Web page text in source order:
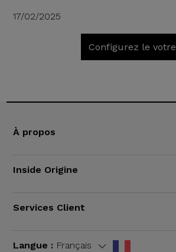
17/02/2025
Configurez le votre
À propos
Inside Origine
Services Client
Langue : Français